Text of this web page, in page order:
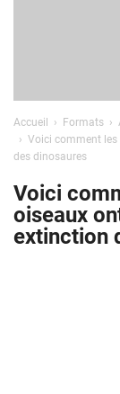
Accueil Formats
Voici comment les
des dinosaures
Voici
oiseaux
extinction